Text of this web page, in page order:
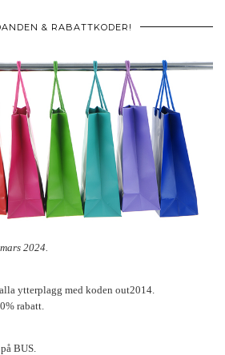
& RABATTKODER!
2024.
ytterplagg med koden out2014.
rabatt.
BUS.